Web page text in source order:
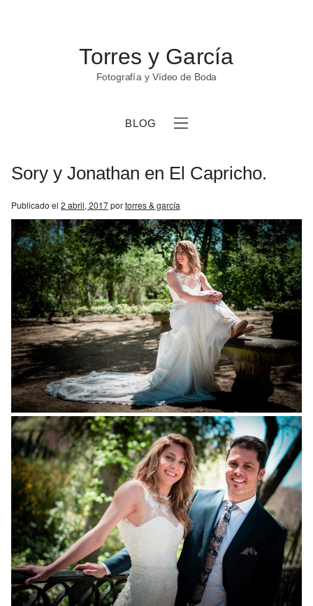
Torres y García
Fotografía y Vídeo de Boda
BLOG
Sory y Jonathan en El Capricho.
Publicado el 2 abril, 2017portorres & garcía